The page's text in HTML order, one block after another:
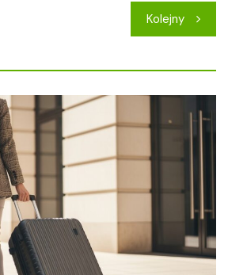
Kolejny